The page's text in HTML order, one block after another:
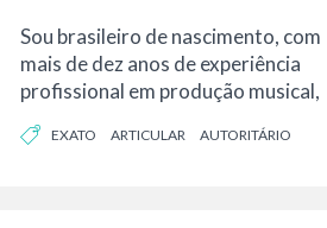
Sou brasileiro de nascimento, com
mais de dez anos de experiência
profissional em produção musical,
EXATO ARTICULAR AUTORITÁRIO